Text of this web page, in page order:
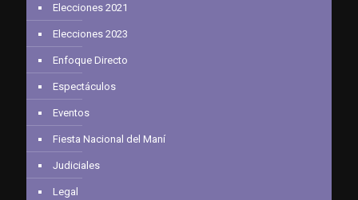
Elecciones 2021
Elecciones 2023
Enfoque Directo
Espectáculos
Eventos
Fiesta Nacional del Maní
Judiciales
Legal